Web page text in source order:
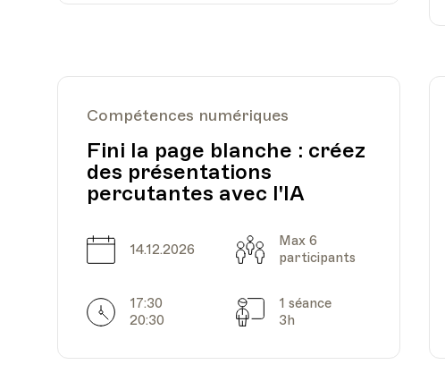
Compétences numériques
Fini la page blanche : créez
des présentations
percutantes avec l'IA
Date
14.12.2026 Capacité
Max 6
participants
Horarires
17:30
20:30
Séances
1 séance
3h